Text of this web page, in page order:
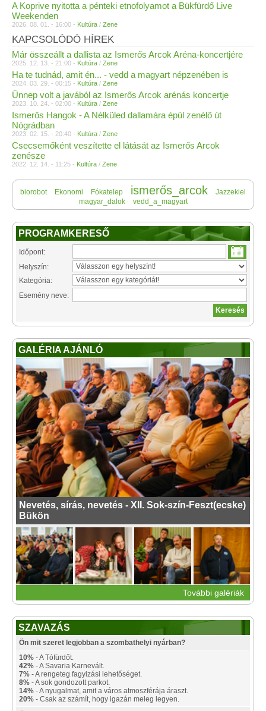
A Koprive nyitotta a pénteki etnofolyamot a Bükfürdő Live
Weekenden
2026. 08. 01. - 16:00 - Kultúra / Zene
KAPCSOLÓDÓ HÍREK
Már összeállt a dallista az Ismerős Arcok Aréna-koncertjére
2025. 12. 13. - 21:00 - Kultúra / Zene
Ha te tudnád, amit én... - vedd a magyart népzenében is
2024. 03. 29. - 00:15 - Kultúra / Zene
Ünnep volt a javából az Ismerős Arcok arénás koncertje
2023. 10. 24. - 02:00 - Kultúra / Zene
Ismerős Hangok - A Nélküled dallamára épül zenélő út
Nógrádban
2023. 02. 15. - 20:40 - Kultúra / Zene
Csecsemőként veszítette el látását az Ismerős Arcok
zenésze
2022. 12. 14. - 11:25 - Kultúra / Zene
biorobot Ekonomi Fókatelep ismerős_arcok
Jazzekiel
magyar_dalok
vedd_a_magyart
PROGRAMKERESŐ
Időpont:
Helyszín:
Kategória:
Esemény neve:
GALÉRIA AJÁNLÓ
Nevetés, sírás, nevetés - XII. Sok-szín-Feszt(ecske)
Bükön
További galériák
SZAVAZÁS
Ön mit szeret legjobban a szombathelyi nyárban?
10% - A Tófürdőt.
42% - A Savaria Karnevált.
7% - A rengeteg fagyizási lehetőséget.
8% - A sok gondozott parkot.
14% - A nyugalmat, amit a város atmoszférája áraszt.
20% - Csak az számít, hogy igazán meleg legyen.